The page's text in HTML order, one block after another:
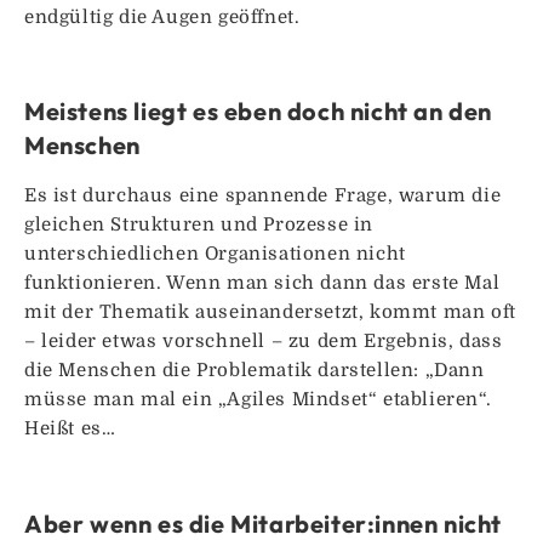
endgültig die Augen geöffnet.
Meistens liegt es eben doch nicht an den
Menschen
Es ist durchaus eine spannende Frage, warum die
gleichen Strukturen und Prozesse in
unterschiedlichen Organisationen nicht
funktionieren. Wenn man sich dann das erste Mal
mit der Thematik auseinandersetzt, kommt man oft
– leider etwas vorschnell – zu dem Ergebnis, dass
die Menschen die Problematik darstellen: „Dann
müsse man mal ein „Agiles Mindset“ etablieren“.
Heißt es…
Aber wenn es die Mitarbeiter:innen nicht